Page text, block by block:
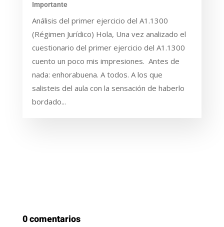
Importante
Análisis del primer ejercicio del A1.1300
(Régimen Jurídico) Hola, Una vez analizado el
cuestionario del primer ejercicio del A1.1300
cuento un poco mis impresiones. Antes de
nada: enhorabuena. A todos. A los que
salisteis del aula con la sensación de haberlo
bordado...
0 comentarios